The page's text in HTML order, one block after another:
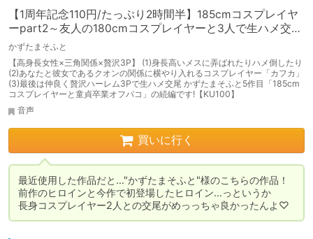
【1周年記念110円/たっぷり2時間半】185cmコスプレイヤ
ーpart2～友人の180cmコスプレイヤーと3人で生ハメ交尾
オホイキハーレム～【KU100】
かずたまそふと
【高身長女性×三角関係×贅沢3P】 (1)身長高いメスに弄ばれたりハメ倒したり
(2)あなたと彼女であるクオンの関係に横やり入れるコスプレイヤー「カフカ」
(3)最後は仲良く贅沢ハーレム3Pで生ハメ交尾 かずたまそふと5作目「185cm
コスプレイヤーと童貞卒業オフパコ」の続編です!【KU100】
音声
買いに行く
最近使用した作品だと…"かずたまそふと"様のこちらの作品！
前作のヒロインと今作で初登場したヒロイン…っというか
長身コスプレイヤー2人との交尾がめっっちゃ良かったんよ♡